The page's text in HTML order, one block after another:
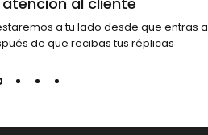
a tu lado desde que entras a
de que recibas tus réplicas